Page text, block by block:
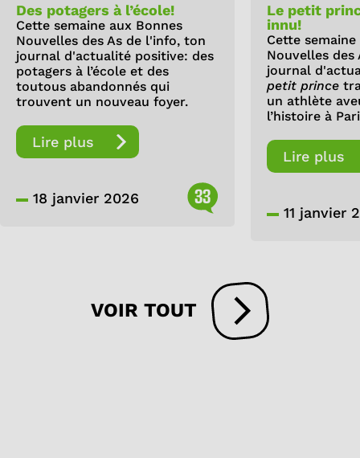
Des potagers à l’école!
Cette semaine aux Bonnes
Nouvelles des As de l'info, ton
journal d'actualité positive: des
potagers à l’école et des
toutous abandonnés qui
trouvent un nouveau foyer.
Lire plus
18 janvier 2026 33
Le petit
innu!
Cette
Nouvelles
journal
petit prince
un athlète
l’histoire à
Lire plus
11 janvier
VOIR TOUT